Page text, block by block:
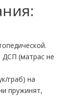
(матрас не
граб) на
пружинят,